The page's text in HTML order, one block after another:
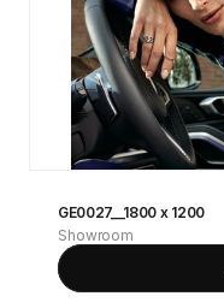
GE0027__1800 x 1200
Showroom